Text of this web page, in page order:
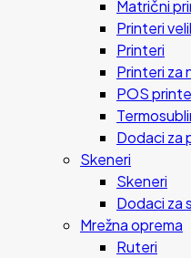
Matrični
Printeri
Printeri
Printeri za
POS
Dodaci za
Skeneri
Skeneri
Dodaci za
Mrežna oprema
Ruteri